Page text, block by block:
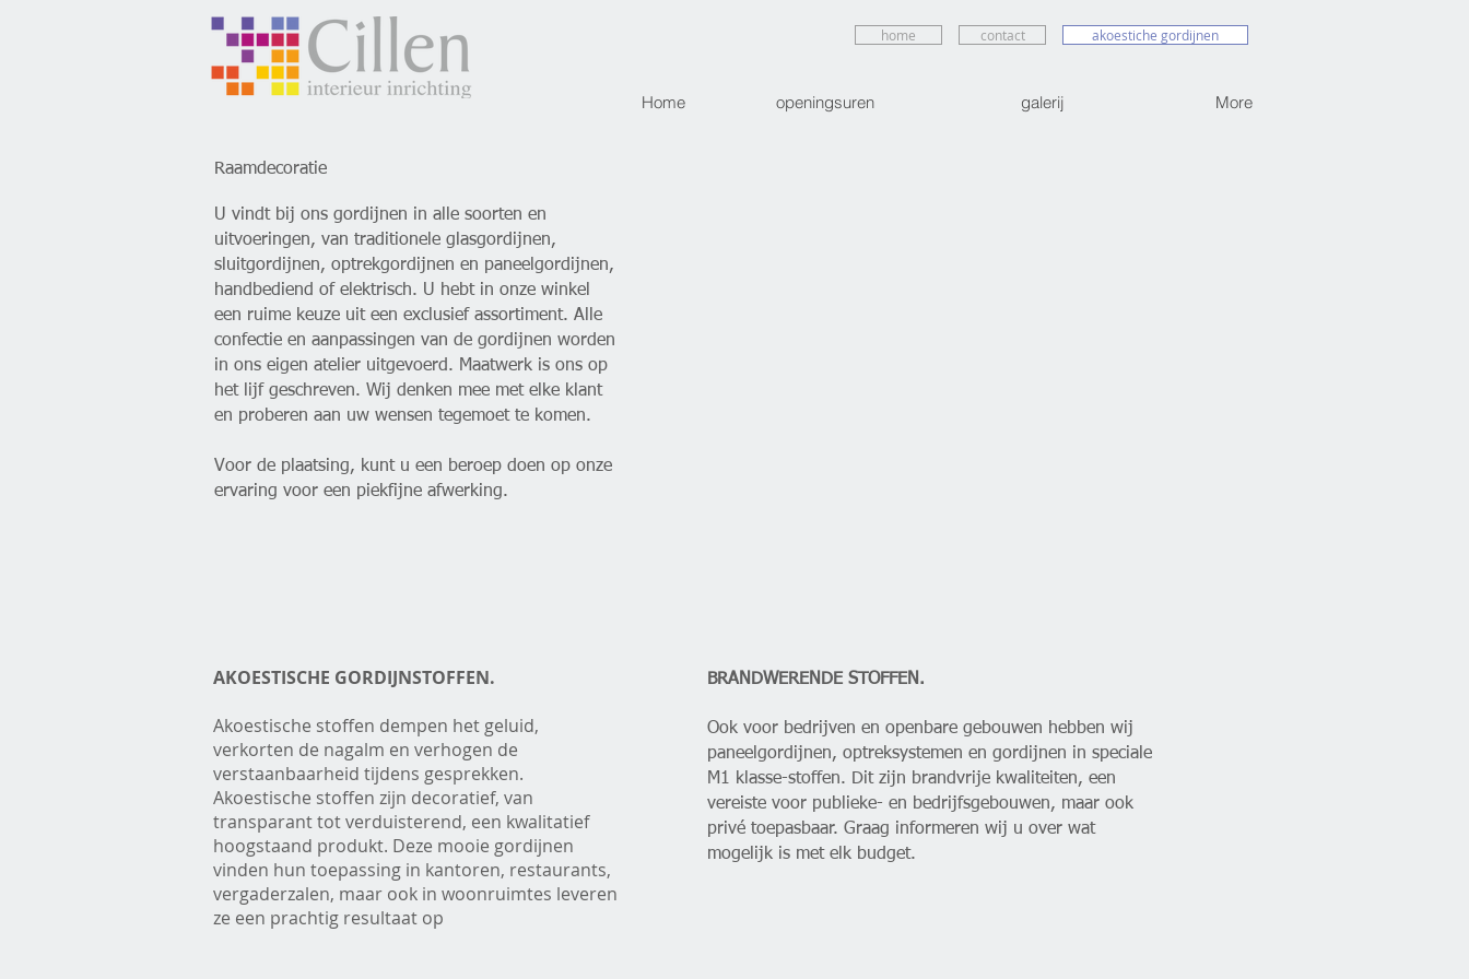
home contact akoestiche gordijnen
Home openingsuren galerij More
Raamdecoratie
U vindt bij ons gordijnen in alle soorten en
uitvoeringen, van traditionele glasgordijnen,
sluitgordijnen, optrekgordijnen en paneelgordijnen,
handbediend of elektrisch. U hebt in onze winkel
een ruime keuze uit een exclusief assortiment. Alle
confectie en aanpassingen van de gordijnen worden
in ons eigen atelier uitgevoerd. Maatwerk is ons op
het lijf geschreven. Wij denken mee met elke klant
en proberen aan uw wensen tegemoet te komen.
Voor de plaatsing, kunt u een beroep doen op onze
ervaring voor een piekfijne afwerking.
AKOESTISCHE GORDIJNSTOFFEN.
Akoestische stoffen dempen het geluid,
verkorten de nagalm en verhogen de
verstaanbaarheid tijdens gesprekken.
Akoestische stoffen zijn decoratief, van
transparant tot verduisterend, een kwalitatief
hoogstaand produkt. Deze mooie gordijnen
vinden hun toepassing in kantoren, restaurants,
vergaderzalen, maar ook in woonruimtes leveren
ze een prachtig resultaat op
BRANDWERENDE STOFFEN.
Ook voor bedrijven en openbare gebouwen hebben wij
paneelgordijnen, optreksystemen en gordijnen in speciale
M1 klasse-stoffen. Dit zijn brandvrije kwaliteiten, een
vereiste voor publieke- en bedrijfsgebouwen, maar ook
privé toepasbaar. Graag informeren wij u over wat
mogelijk is met elk budget.